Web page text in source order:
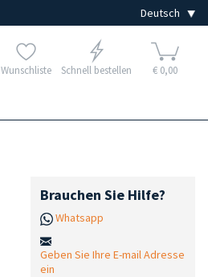
Wunschliste Schnell bestellen € 0,00
Brauchen Sie Hilfe?
Whatsapp
Geben Sie Ihre E-mail Adresse
ein